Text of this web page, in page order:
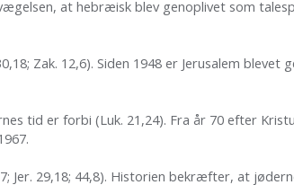
at hebræisk blev genoplivet som
Zak. 12,6). Siden 1948 er Jerusalem
tid er forbi (Luk. 21,24). Fra år 70 efter
Jer. 29,18; 44,8). Historien bekræfter, at